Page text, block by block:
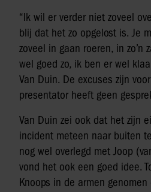
“Ik wil er verder niet zoveel
blij dat het zo opgelost is. Je
zoveel in gaan roeren, in zo’n
wel goed zo, ik ben er wel
Van Duin. De excuses zijn
presentator heeft geen
Van Duin zei ook dat het zijn
incident meteen naar buiten
nog wel overlegd met Joop
vond het ook een goed idee.
Knoops in de armen